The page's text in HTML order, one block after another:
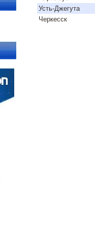
Усть-Джегута
Черкесск